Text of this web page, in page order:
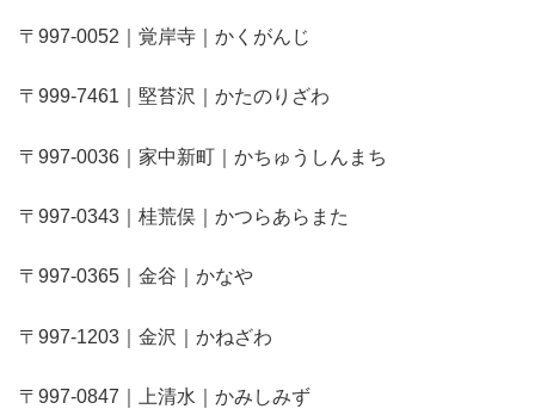
〒997-0052｜覚岸寺｜かくがんじ
〒999-7461｜堅苔沢｜かたのりざわ
〒997-0036｜家中新町｜かちゅうしんまち
〒997-0343｜桂荒俣｜かつらあらまた
〒997-0365｜金谷｜かなや
〒997-1203｜金沢｜かねざわ
〒997-0847｜上清水｜かみしみず